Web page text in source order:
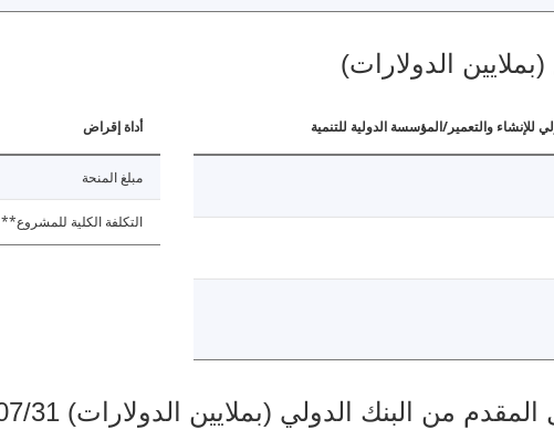
الدولارات)
للإنشاء والتعمير/المؤسسة الدولية للتنمية أداة إقراض
مبلغ المنحة
التكلفة الكلية للمشروع**
من البنك الدولي (بملايين الدولارات) 2026/07/31